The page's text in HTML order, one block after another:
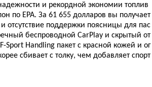
и рекордной экономии топлив
по EPA. За 61 655 долларов вы получает
отсутствие поддержки поясницы для пас
беспроводной CarPlay и скрытый от
Sport Handling пакет с красной кожей и ог
сбивает с толку, чем добавляет спорт